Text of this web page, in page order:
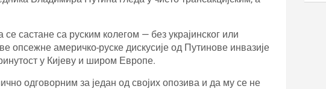
састане са руским колегом — без украјинског или
опсежне америчко-руске дискусије од Путинове инвазије
у Кијеву и широм Европе.
одговорним за један од својих опозива и да му се не